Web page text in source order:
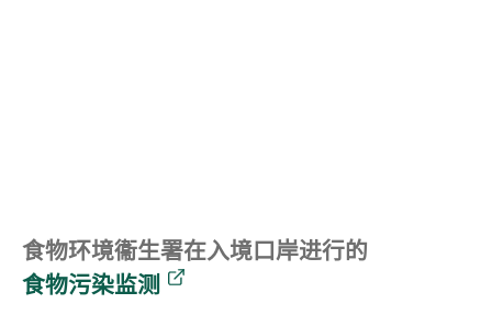
食物环境衞生署在入境口岸进行的
食物污染监测